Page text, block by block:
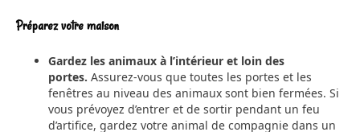
Préparez votre maison
Gardez les animaux à l’intérieur et loin des
portes. Assurez-vous que toutes les portes et les
fenêtres au niveau des animaux sont bien fermées. Si
vous prévoyez d’entrer et de sortir pendant un feu
d’artifice, gardez votre animal de compagnie dans un